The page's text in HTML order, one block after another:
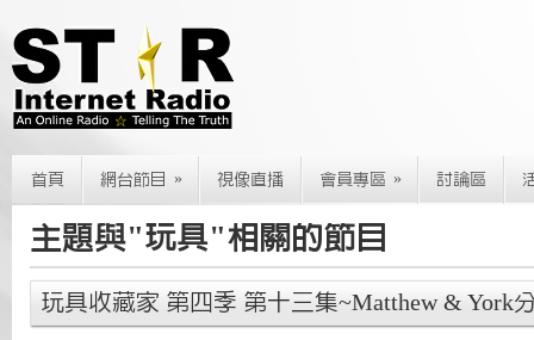
首頁 網台節目 » 視像直播 會員專區 » 討論區
主題與"玩具"相關的節目
玩具收藏家 第四季 第十三集~Matthew & York